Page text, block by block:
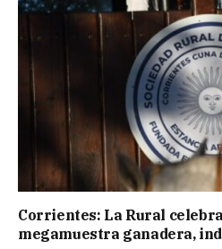
Corrientes: La Rural
megamuestra ganadera,